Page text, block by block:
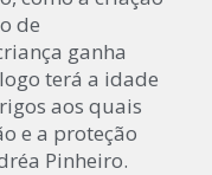
de
ganha
terá a idade
aos quais
e a proteção
Pinheiro.